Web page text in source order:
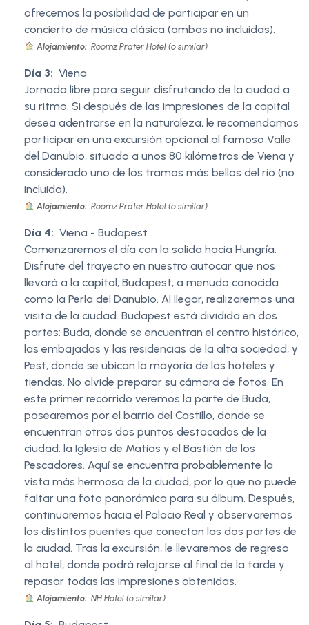
ofrecemos la posibilidad de participar en un
concierto de música clásica (ambas no incluidas).
Alojamiento: Roomz Prater Hotel (o similar)
Día 3: Viena
Jornada libre para seguir disfrutando de la ciudad a
su ritmo. Si después de las impresiones de la capital
desea adentrarse en la naturaleza, le recomendamos
participar en una excursión opcional al famoso Valle
del Danubio, situado a unos 80 kilómetros de Viena y
considerado uno de los tramos más bellos del río (no
incluida).
Alojamiento: Roomz Prater Hotel (o similar)
Día 4: Viena - Budapest
Comenzaremos el día con la salida hacia Hungría.
Disfrute del trayecto en nuestro autocar que nos
llevará a la capital, Budapest, a menudo conocida
como la Perla del Danubio. Al llegar, realizaremos una
visita de la ciudad. Budapest está dividida en dos
partes: Buda, donde se encuentran el centro histórico,
las embajadas y las residencias de la alta sociedad, y
Pest, donde se ubican la mayoría de los hoteles y
tiendas. No olvide preparar su cámara de fotos. En
este primer recorrido veremos la parte de Buda,
pasearemos por el barrio del Castillo, donde se
encuentran otros dos puntos destacados de la
ciudad: la Iglesia de Matías y el Bastión de los
Pescadores. Aquí se encuentra probablemente la
vista más hermosa de la ciudad, por lo que no puede
faltar una foto panorámica para su álbum. Después,
continuaremos hacia el Palacio Real y observaremos
los distintos puentes que conectan las dos partes de
la ciudad. Tras la excursión, le llevaremos de regreso
al hotel, donde podrá relajarse al final de la tarde y
repasar todas las impresiones obtenidas.
Alojamiento: NH Hotel (o similar)